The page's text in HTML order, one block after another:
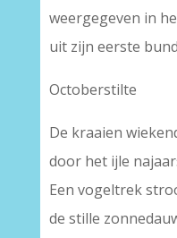
weergegeven in
uit zijn eerste
Octoberstilte
De kraaien
door het ijle
Een vogeltrek
de stille